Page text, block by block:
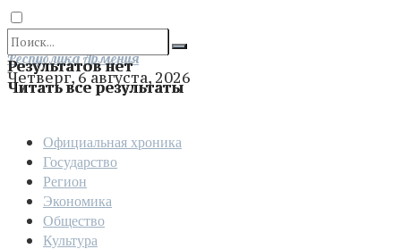
Результатов нет
Читать все результаты
Отправить
Республика Армения
Четверг, 6 августа, 2026
Официальная хроника
Государство
Регион
Экономика
Общество
Культура